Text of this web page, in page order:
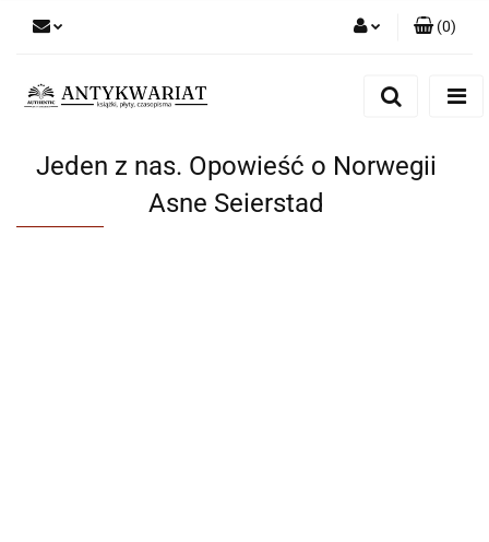
(0)
Jeden z nas. Opowieść o Norwegii
Asne Seierstad